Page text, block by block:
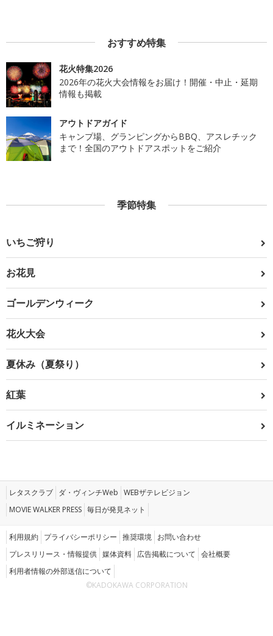
おすすめ特集
花火特集2026
2026年の花火大会情報をお届け！開催・中止・延期
情報も掲載
アウトドアガイド
キャンプ場、グランピングからBBQ、アスレチック
まで！全国のアウトドアスポットをご紹介
季節特集
いちご狩り
お花見
ゴールデンウィーク
花火大会
夏休み（夏祭り）
紅葉
イルミネーション
レタスクラブ ダ・ヴィンチWeb WEBザテレビジョン
MOVIE WALKER PRESS 毎日が発見ネット
利用規約 プライバシーポリシー 推奨環境 お問い合わせ
プレスリリース・情報提供 媒体資料 広告掲載について 会社概要
利用者情報の外部送信について
©KADOKAWA CORPORATION